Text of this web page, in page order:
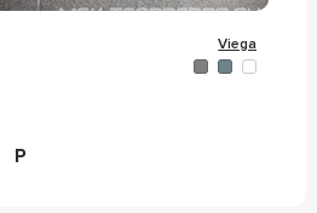
Viega
Р